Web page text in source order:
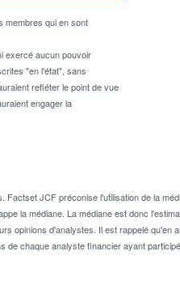
membres qui en sont
exercé aucun pouvoir
"en l'état", sans
refléter le point de vue
engager la
JCF préconise l'utilisation de la
la médiane. La médiane est donc
opinions d'analystes. Il est rappelé qu'en
chaque analyste financier ayant